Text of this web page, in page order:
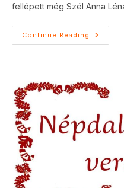
fellépett még Szél Anna
Continue Reading
Adventi